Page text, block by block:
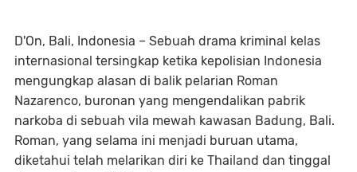
D'On, Bali, Indonesia – Sebuah drama kriminal kelas
internasional tersingkap ketika kepolisian Indonesia
mengungkap alasan di balik pelarian Roman
Nazarenco, buronan yang mengendalikan pabrik
narkoba di sebuah vila mewah kawasan Badung, Bali.
Roman, yang selama ini menjadi buruan utama,
diketahui telah melarikan diri ke Thailand dan tinggal